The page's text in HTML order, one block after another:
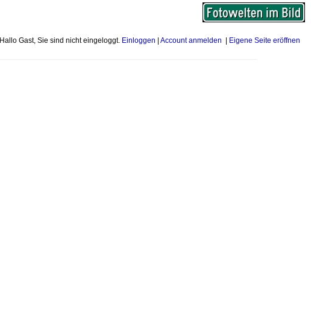
Hallo Gast, Sie sind nicht eingeloggt. Einloggen Account anmelden Eigene Seite eröffnen